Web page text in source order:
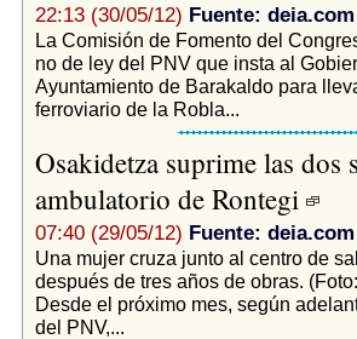
22:13 (30/05/12) Fuente: deia.com
La Comisión de Fomento del
no de ley del PNV que insta al
Ayuntamiento de Barakaldo para
ferroviario de la Robla...
Osakidetza suprime las dos
ambulatorio de Rontegi
07:40 (29/05/12) Fuente: deia.com
Una mujer cruza junto al centro de
después de tres años de obras.
Desde el próximo mes, según
del PNV,...